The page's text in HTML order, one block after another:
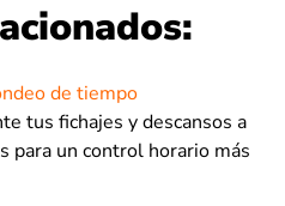
de tiempo
tus fichajes y descansos a
para un control horario más